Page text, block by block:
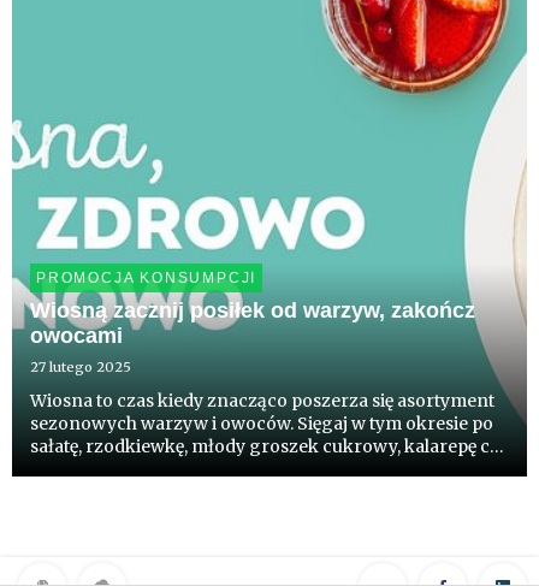
PROMOCJA KONSUMPCJI
Wiosną zacznij posiłek od warzyw, zakończ
owocami
27 lutego 2025
Wiosna to czas kiedy znacząco poszerza się asortyment
sezonowych warzyw i owoców. Sięgaj w tym okresie po
sałatę, rzodkiewkę, młody groszek cukrowy, kalarepę czy